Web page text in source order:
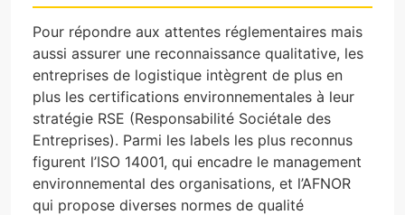
Pour répondre aux attentes réglementaires mais
aussi assurer une reconnaissance qualitative, les
entreprises de logistique intègrent de plus en
plus les certifications environnementales à leur
stratégie RSE (Responsabilité Sociétale des
Entreprises). Parmi les labels les plus reconnus
figurent l’ISO 14001, qui encadre le management
environnemental des organisations, et l’AFNOR
qui propose diverses normes de qualité